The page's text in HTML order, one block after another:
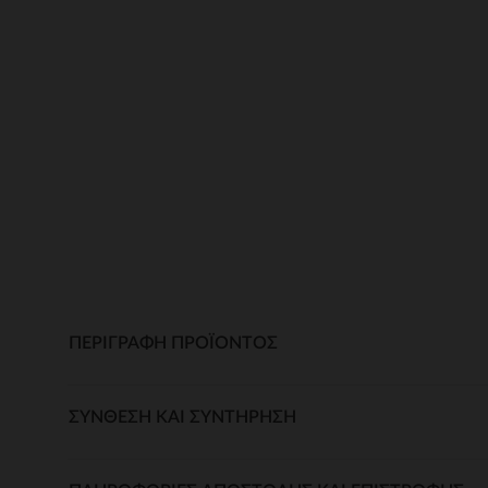
ΠΕΡΙΓΡΑΦΉ ΠΡΟΪΌΝΤΟΣ
ΣΎΝΘΕΣΗ ΚΑΙ ΣΥΝΤΉΡΗΣΗ